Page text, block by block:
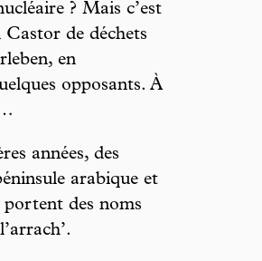
? Mais c’est
de déchets
en
opposants. À
années, des
arabique et
portent des noms